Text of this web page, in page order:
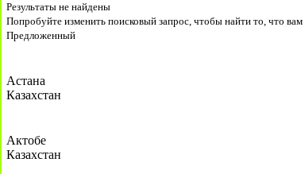
Результаты не найдены
Попробуйте изменить поисковый запрос, чтобы найти то, что
Предложенный
Астана
Казахстан
Актобе
Казахстан